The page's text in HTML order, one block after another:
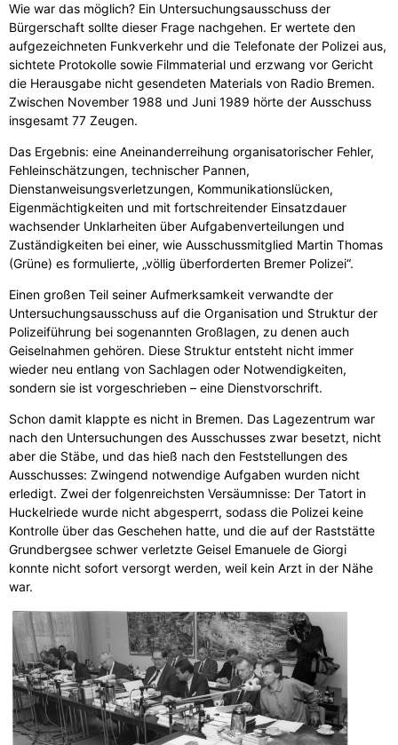
Wie war das möglich? Ein Untersuchungsausschuss der
Bürgerschaft sollte dieser Frage nachgehen. Er wertete den
aufgezeichneten Funkverkehr und die Telefonate der Polizei aus,
sichtete Protokolle sowie Filmmaterial und erzwang vor Gericht
die Herausgabe nicht gesendeten Materials von Radio Bremen.
Zwischen November 1988 und Juni 1989 hörte der Ausschuss
insgesamt 77 Zeugen.
Das Ergebnis: eine Aneinanderreihung organisatorischer Fehler,
Fehleinschätzungen, technischer Pannen,
Dienstanweisungsverletzungen, Kommunikationslücken,
Eigenmächtigkeiten und mit fortschreitender Einsatzdauer
wachsender Unklarheiten über Aufgabenverteilungen und
Zuständigkeiten bei einer, wie Ausschussmitglied Martin Thomas
(Grüne) es formulierte, „völlig überforderten Bremer Polizei“.
Einen großen Teil seiner Aufmerksamkeit verwandte der
Untersuchungsausschuss auf die Organisation und Struktur der
Polizeiführung bei sogenannten Großlagen, zu denen auch
Geiselnahmen gehören. Diese Struktur entsteht nicht immer
wieder neu entlang von Sachlagen oder Notwendigkeiten,
sondern sie ist vorgeschrieben – eine Dienstvorschrift.
Schon damit klappte es nicht in Bremen. Das Lagezentrum war
nach den Untersuchungen des Ausschusses zwar besetzt, nicht
aber die Stäbe, und das hieß nach den Feststellungen des
Ausschusses: Zwingend notwendige Aufgaben wurden nicht
erledigt. Zwei der folgenreichsten Versäumnisse: Der Tatort in
Huckelriede wurde nicht abgesperrt, sodass die Polizei keine
Kontrolle über das Geschehen hatte, und die auf der Raststätte
Grundbergsee schwer verletzte Geisel Emanuele de Giorgi
konnte nicht sofort versorgt werden, weil kein Arzt in der Nähe
war.